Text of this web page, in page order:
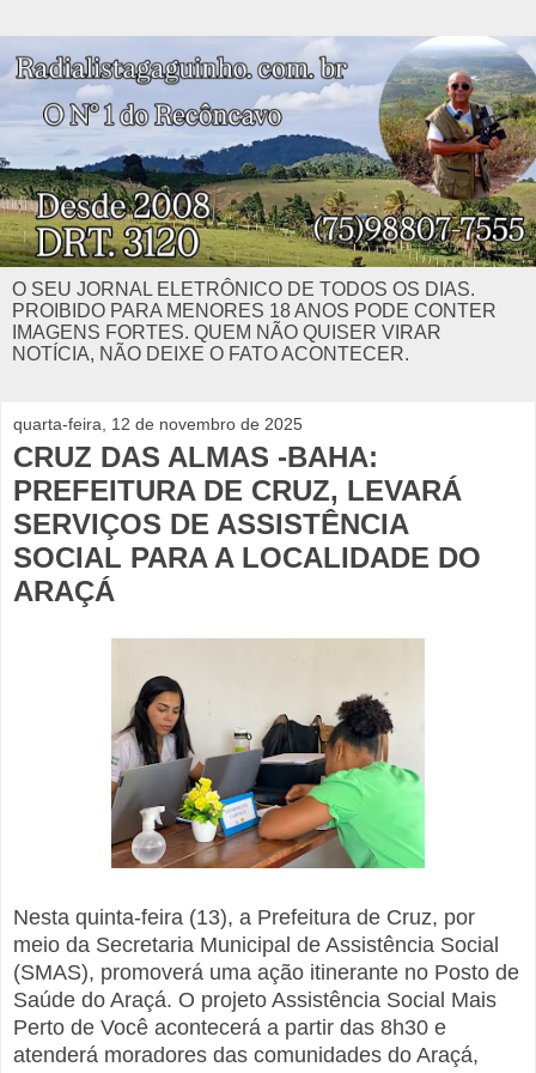
O SEU JORNAL ELETRÔNICO DE TODOS OS DIAS.
PROIBIDO PARA MENORES 18 ANOS PODE CONTER
IMAGENS FORTES. QUEM NÃO QUISER VIRAR
NOTÍCIA, NÃO DEIXE O FATO ACONTECER.
quarta-feira, 12 de novembro de 2025
CRUZ DAS ALMAS -BAHA:
PREFEITURA DE CRUZ, LEVARÁ
SERVIÇOS DE ASSISTÊNCIA
SOCIAL PARA A LOCALIDADE DO
ARAÇÁ
Nesta quinta-feira (13), a Prefeitura de Cruz, por
meio da Secretaria Municipal de Assistência Social
(SMAS), promoverá uma ação itinerante no Posto de
Saúde do Araçá. O projeto Assistência Social Mais
Perto de Você acontecerá a partir das 8h30 e
atenderá moradores das comunidades do Araçá,